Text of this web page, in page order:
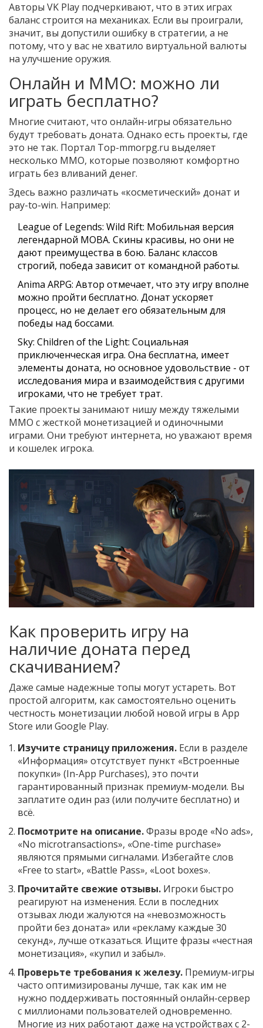
Авторы VK Play подчеркивают, что в этих играх
баланс строится на механиках. Если вы проиграли,
значит, вы допустили ошибку в стратегии, а не
потому, что у вас не хватило виртуальной валюты
на улучшение оружия.
Онлайн и MMO: можно ли
играть бесплатно?
Многие считают, что онлайн-игры обязательно
будут требовать доната. Однако есть проекты, где
это не так. Портал Top-mmorpg.ru выделяет
несколько MMO, которые позволяют комфортно
играть без вливаний денег.
Здесь важно различать «косметический» донат и
pay-to-win. Например:
League of Legends: Wild Rift: Мобильная версия
легендарной MOBA. Скины красивы, но они не
дают преимущества в бою. Баланс классов
строгий, победа зависит от командной работы.
Anima ARPG: Автор отмечает, что эту игру вполне
можно пройти бесплатно. Донат ускоряет
процесс, но не делает его обязательным для
победы над боссами.
Sky: Children of the Light: Социальная
приключенческая игра. Она бесплатна, имеет
элементы доната, но основное удовольствие - от
исследования мира и взаимодействия с другими
игроками, что не требует трат.
Такие проекты занимают нишу между тяжелыми
MMO с жесткой монетизацией и одиночными
играми. Они требуют интернета, но уважают время
и кошелек игрока.
Как проверить игру на
наличие доната перед
скачиванием?
Даже самые надежные топы могут устареть. Вот
простой алгоритм, как самостоятельно оценить
честность монетизации любой новой игры в App
Store или Google Play.
Изучите страницу приложения. Если в разделе
«Информация» отсутствует пункт «Встроенные
покупки» (In-App Purchases), это почти
гарантированный признак премиум-модели. Вы
заплатите один раз (или получите бесплатно) и
всё.
Посмотрите на описание.Фразы вроде «No ads»,
«No microtransactions», «One-time purchase»
являются прямыми сигналами. Избегайте слов
«Free to start», «Battle Pass», «Loot boxes».
Прочитайте свежие отзывы. Игроки быстро
реагируют на изменения. Если в последних
отзывах люди жалуются на «невозможность
пройти без доната» или «рекламу каждые 30
секунд», лучше отказаться. Ищите фразы «честная
монетизация», «купил и забыл».
Проверьте требования к железу. Премиум-игры
часто оптимизированы лучше, так как им не
нужно поддерживать постоянный онлайн-сервер
с миллионами пользователей одновременно.
Многие из них работают даже на устройствах с 2-